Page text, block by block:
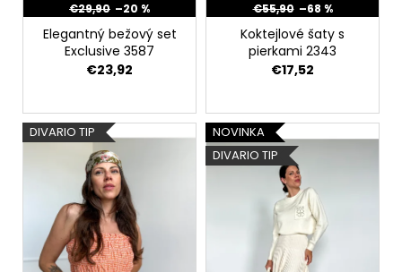
o
€29,90 –20 %
Elegantný bežový set
Exclusive 3587
€23,92
€55,90 –68 %
Koktejlové šaty s
pierkami 2343
€17,52
DIVARIO TIP
NOVINKA
DIVARIO TIP
a